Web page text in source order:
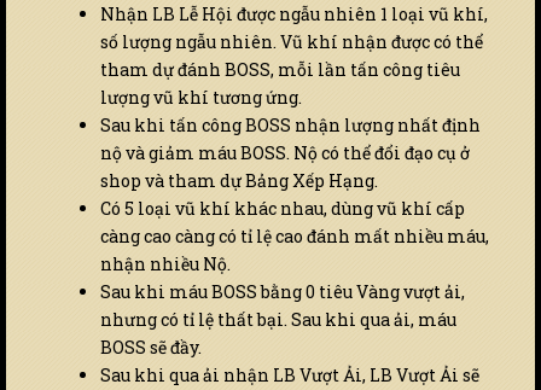
Nhận LB Lễ Hội được ngẫu nhiên 1 loại vũ khí,
số lượng ngẫu nhiên. Vũ khí nhận được có thể
tham dự đánh BOSS, mỗi lần tấn công tiêu
lượng vũ khí tương ứng.
Sau khi tấn công BOSS nhận lượng nhất định
nộ và giảm máu BOSS. Nộ có thể đổi đạo cụ ở
shop và tham dự Bảng Xếp Hạng.
Có 5 loại vũ khí khác nhau, dùng vũ khí cấp
càng cao càng có tỉ lệ cao đánh mất nhiều máu,
nhận nhiều Nộ.
Sau khi máu BOSS bằng 0 tiêu Vàng vượt ải,
nhưng có tỉ lệ thất bại. Sau khi qua ải, máu
BOSS sẽ đầy.
Sau khi qua ải nhận LB Vượt Ải, LB Vượt Ải sẽ